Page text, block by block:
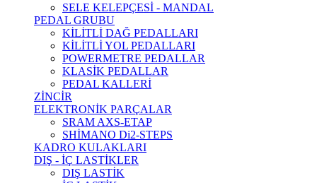
SELE KELEPÇESİ - MANDAL
PEDAL GRUBU
KİLİTLİ DAĞ PEDALLARI
KİLİTLİ YOL PEDALLARI
POWERMETRE PEDALLAR
KLASİK PEDALLAR
PEDAL KALLERİ
ZİNCİR
ELEKTRONİK PARÇALAR
SRAM AXS-ETAP
SHİMANO Di2-STEPS
KADRO KULAKLARI
DIŞ - İÇ LASTİKLER
DIŞ LASTİK